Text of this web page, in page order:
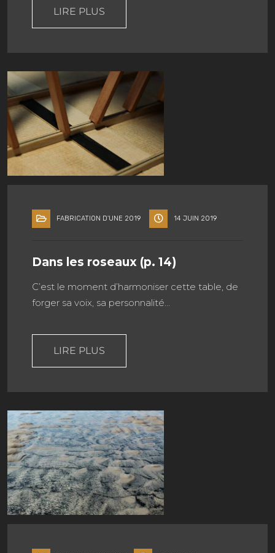
LIRE PLUS
FABRICATION D'UNE 2019 14 JUIN 2019
Dans les roseaux (p. 14)
C’est le moment d’harmoniser cette table, de
forger sa voix, sa personnalité…
LIRE PLUS